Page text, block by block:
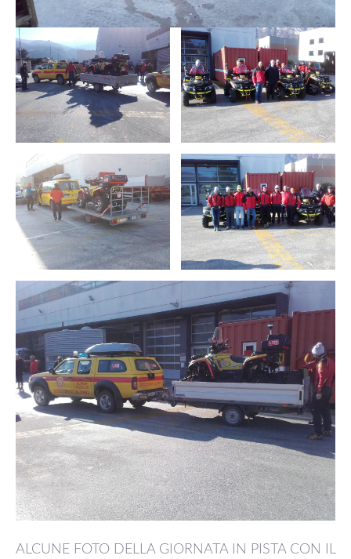
ALCUNE FOTO DELLA GIORNATA IN PISTA CON IL